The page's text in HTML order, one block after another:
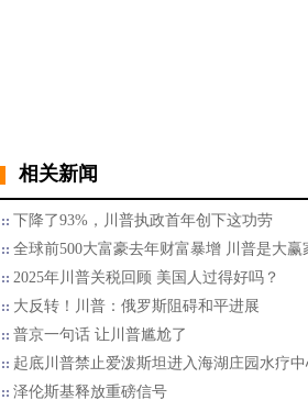
相关新闻
下降了93%，川普执政首年创下这功劳
全球前500大富豪去年财富暴增 川普是大赢
2025年川普关税回顾 美国人过得好吗？
大反转！川普：俄罗斯阻碍和平进展
普京一句话 让川普尴尬了
起底川普禁止爱泼斯坦进入海湖庄园水疗
泽伦斯基释放重磅信号